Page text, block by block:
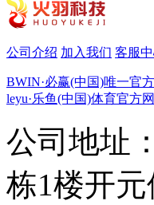
公司介绍 加入我们 客服
BWIN·必赢(中国)唯一官
leyu·乐鱼(中国)体育官方
公司地址
栋1楼开元